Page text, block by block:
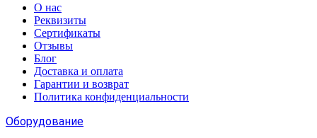
О нас
Реквизиты
Сертификаты
Отзывы
Блог
Доставка и оплата
Гарантии и возврат
Политика конфиденциальности
Оборудование